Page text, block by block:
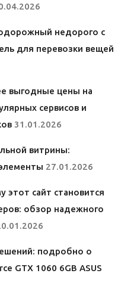
недорого с
для перевозки вещей
выгодные цены на
сервисов и
31.01.2026
витрины:
27.01.2026
этот сайт становится
обзор надежного
подробно о
GTX 1060 6GB ASUS